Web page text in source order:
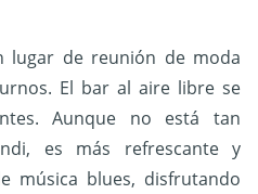
lugar de reunión de moda
El bar al aire libre se
Aunque no está tan
es más refrescante y
música blues, disfrutando